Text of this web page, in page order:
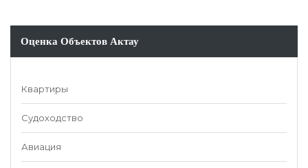
Оценка Объектов Актау
Квартиры
Судоходство
Авиация